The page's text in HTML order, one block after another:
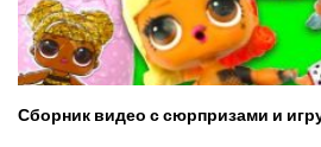
Сборник видео с сюрпризами и